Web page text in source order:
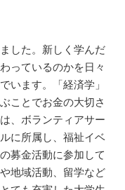
した。新しく学んだ
っているのかを日々
います。「経済学」
ことでお金の大切さ
、ボランティアサー
に所属し、福祉イベ
募金活動に参加して
地域活動、留学など